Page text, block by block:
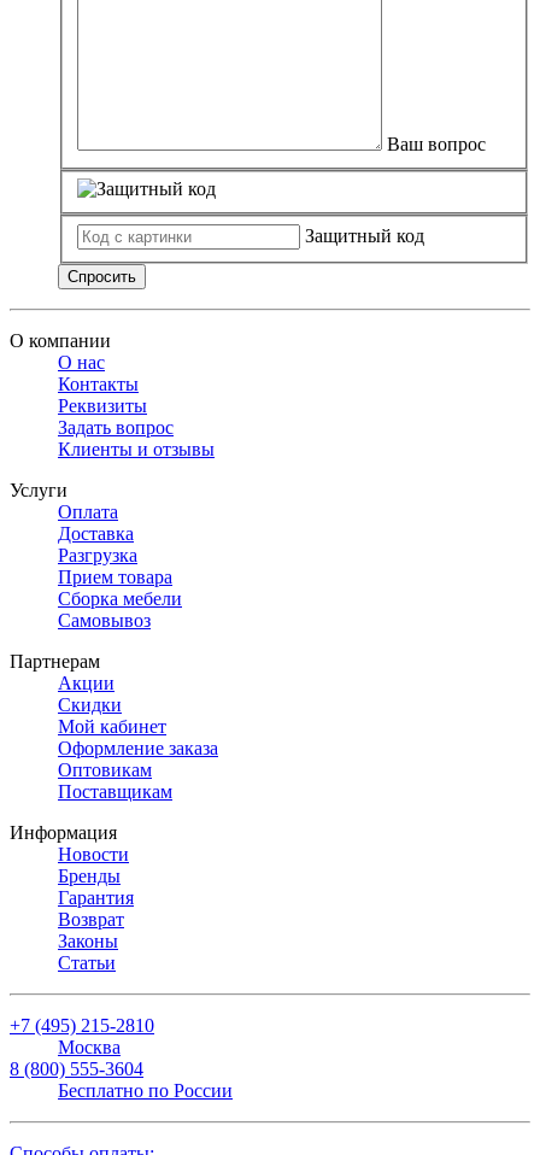
Ваш вопрос
Защитный код
Спросить
О компании
О нас
Контакты
Реквизиты
Задать вопрос
Клиенты и отзывы
Услуги
Оплата
Доставка
Разгрузка
Прием товара
Сборка мебели
Самовывоз
Партнерам
Акции
Скидки
Мой кабинет
Оформление заказа
Оптовикам
Поставщикам
Информация
Новости
Бренды
Гарантия
Возврат
Законы
Статьи
+7 (495) 215-2810
Москва
8 (800) 555-3604
Бесплатно по России